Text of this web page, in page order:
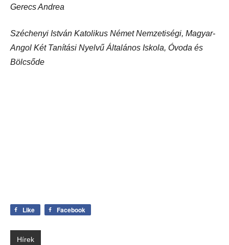
Széchenyi István Katolikus Német Nemzetiségi, Magyar-
Angol Két Tanítási Nyelvű Általános Iskola, Óvoda és
Like